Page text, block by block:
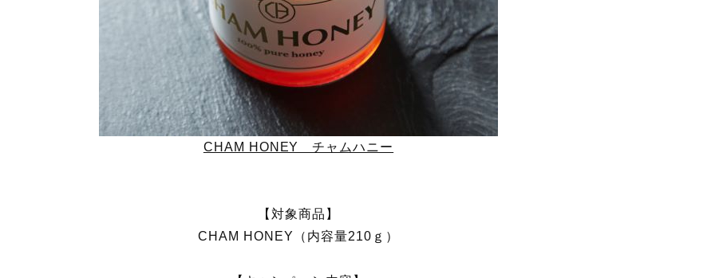
CHAM HONEY チャムハニー
【対象商品】
CHAM HONEY（内容量210ｇ）